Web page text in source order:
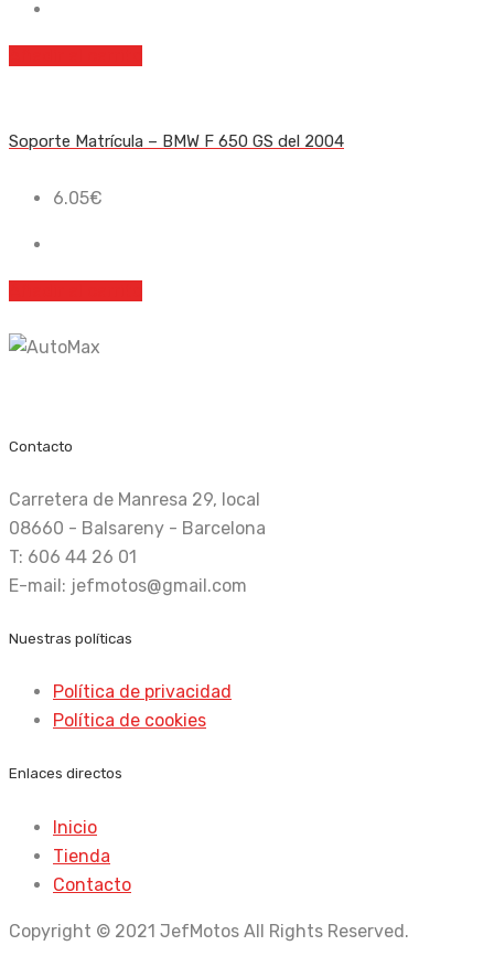
Soporte Matrícula – BMW F 650 GS del 2004
6.05€
Contacto
Carretera de Manresa 29, local
08660 - Balsareny - Barcelona
T: 606 44 26 01
E-mail: jefmotos@gmail.com
Nuestras políticas
Política de privacidad
Política de cookies
Enlaces directos
Inicio
Tienda
Contacto
Copyright © 2021 JefMotos All Rights Reserved.